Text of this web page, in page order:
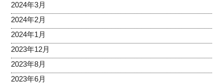
2024年3月
2024年2月
2024年1月
2023年12月
2023年8月
2023年6月